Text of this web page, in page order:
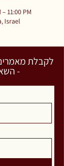
11:00 PM
Israel
לקבלת מאמרים
-